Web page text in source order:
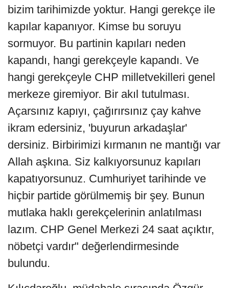
bizim tarihimizde yoktur. Hangi gerekçe ile
kapılar kapanıyor. Kimse bu soruyu
sormuyor. Bu partinin kapıları neden
kapandı, hangi gerekçeyle kapandı. Ve
hangi gerekçeyle CHP milletvekilleri genel
merkeze giremiyor. Bir akıl tutulması.
Açarsınız kapıyı, çağırırsınız çay kahve
ikram edersiniz, 'buyurun arkadaşlar'
dersiniz. Birbirimizi kırmanın ne mantığı var
Allah aşkına. Siz kalkıyorsunuz kapıları
kapatıyorsunuz. Cumhuriyet tarihinde ve
hiçbir partide görülmemiş bir şey. Bunun
mutlaka haklı gerekçelerinin anlatılması
lazım. CHP Genel Merkezi 24 saat açıktır,
nöbetçi vardır" değerlendirmesinde
bulundu.